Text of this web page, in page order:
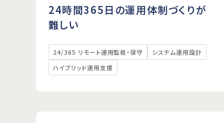
常駐運用支援
ServiceNow運用支援
セキュリティYOROZU相談
24時間365日の運用体制づくりが
難しい
24/365 リモート運用監視・保守
システム運用設計
ハイブリッド運用支援